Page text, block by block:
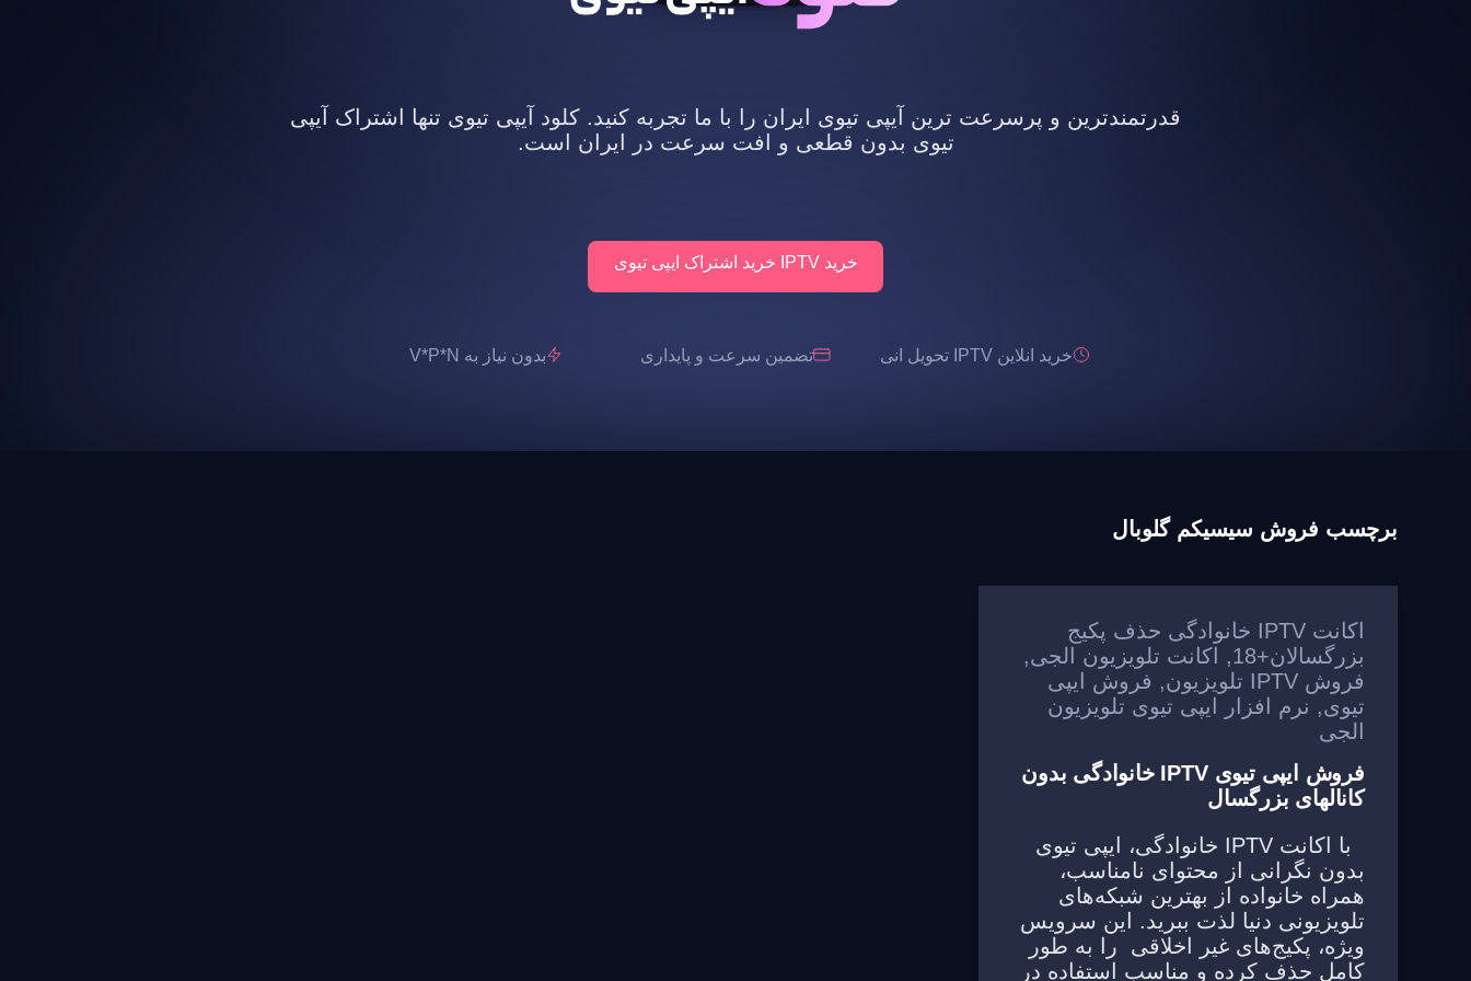
قدرتمندترین و پرسرعت ترین آیپی تیوی ایران را با ما تجربه کنید. کلود آیپی تیوی تنها اشتراک آیپی
تیوی بدون قطعی و افت سرعت در ایران است.
خرید IPTV خرید اشتراک ایپی تیوی
خرید انلاین IPTV تحویل انی تضمین سرعت و پایداری بدون نیاز به V*P*N
برچسب فروش سیسیکم گلوبال
اکانت IPTV خانوادگی حذف پکیج
بزرگسالان+18
, اکانت تلویزیون الجی,
فروش IPTV تلویزیون
, فروش ایپی
تیوی, نرم افزار ایپی تیوی تلویزیون
الجی
فروش ایپی تیوی IPTV خانوادگی بدون
کانالهای بزرگسال
با اکانت IPTV خانوادگی، ایپی تیوی
بدون نگرانی از محتوای نامناسب،
همراه خانواده از بهترین شبکه‌های
تلویزیونی دنیا لذت ببرید. این سرویس
ویژه، پکیج‌های غیر اخلاقی را به طور
کامل حذف کرده و مناسب استفاده در